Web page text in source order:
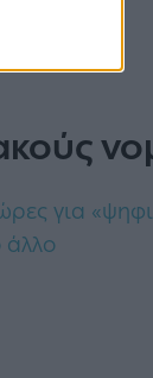
για
άλλο